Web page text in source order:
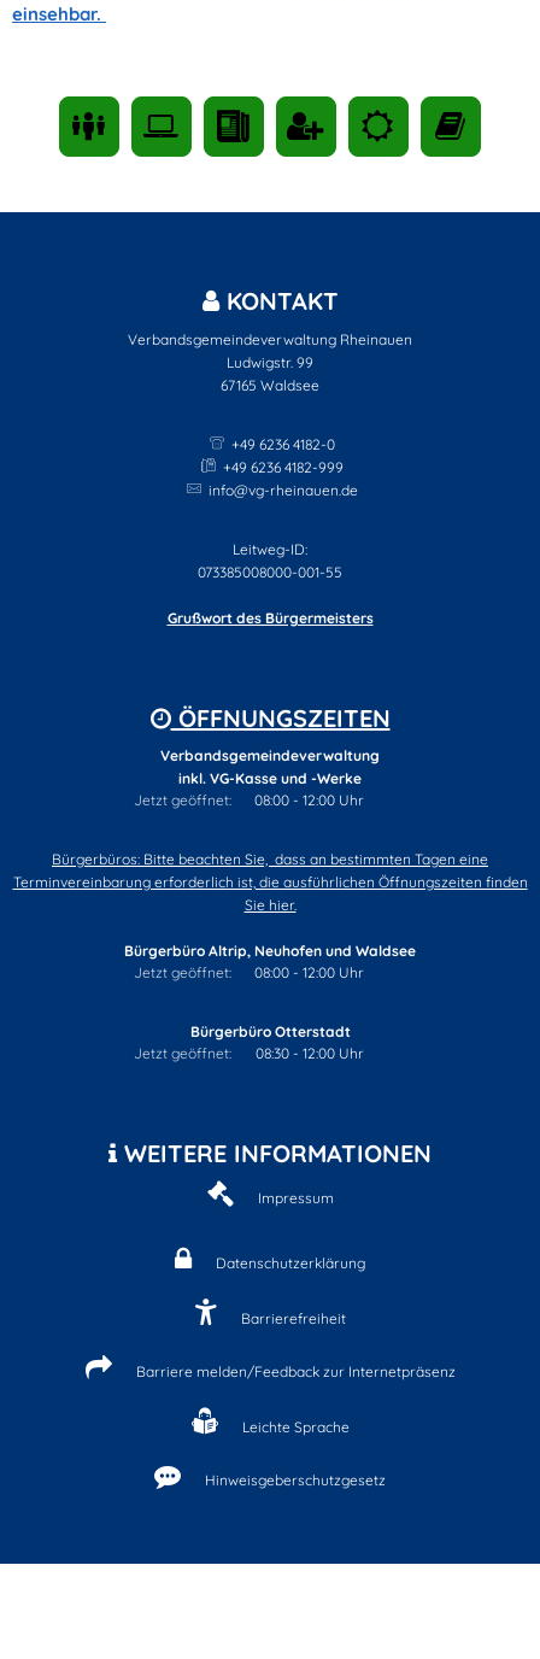
einsehbar.
KONTAKT
Verbandsgemeindeverwaltung Rheinauen
Ludwigstr. 99
67165 Waldsee
+49 6236 4182-0
+49 6236 4182-999
info@vg-rheinauen.de
Leitweg-ID:
073385008000-001-55
Grußwort des Bürgermeisters
ÖFFNUNGSZEITEN
Verbandsgemeindeverwaltung
inkl. VG-Kasse und -Werke
Klicken, um weitere Öffnungs- oder Schließzeiten
Jetzt geöffnet: 08:00 - 12:00 Uhr
Bürgerbüros: Bitte beachten Sie, dass an bestimmten Tagen eine
Terminvereinbarung erforderlich ist, die ausführlichen Öffnungszeiten finden
Sie hier.
Bürgerbüro Altrip, Neuhofen und Waldsee
Klicken, um weitere Öffnungs- oder Schließzeiten
Jetzt geöffnet: 08:00 - 12:00 Uhr
Bürgerbüro Otterstadt
Klicken, um weitere Öffnungs- oder Schließzeiten
Jetzt geöffnet: 08:30- 12:00Uhr
WEITERE INFORMATIONEN
Impressum
Datenschutzerklärung
Barrierefreiheit
Barriere melden/Feedback zur Internetpräsenz
Leichte Sprache
Hinweisgeberschutzgesetz